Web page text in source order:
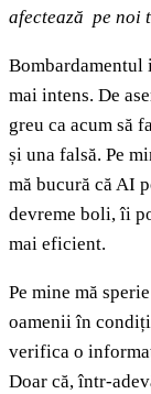
afectează pe noi
mai intens. De
greu ca acum să
și una falsă. Pe
mă bucură că AI
devreme boli, îi
mai eficient.
Pe mine mă
oamenii în
verifica o
Doar că, într-